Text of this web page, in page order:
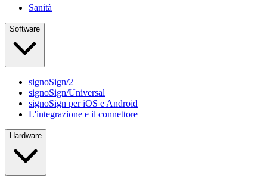
Sanità
Software
signoSign/2
signoSign/Universal
signoSign per iOS e Android
L'integrazione e il connettore
Hardware